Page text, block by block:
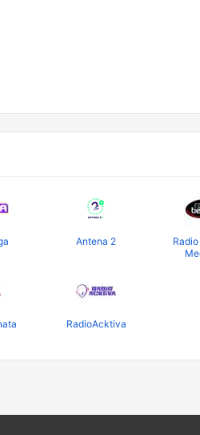
Antena 2
RadioAcktiva